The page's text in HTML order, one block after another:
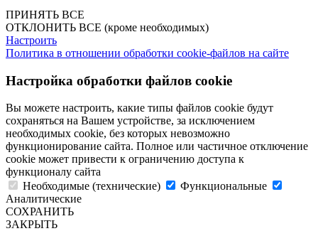
ПРИНЯТЬ ВСЕ
ОТКЛОНИТЬ ВСЕ (кроме необходимых)
Настроить
Политика в отношении обработки cookie-файлов на сайте
Настройка обработки файлов cookie
Вы можете настроить, какие типы файлов cookie будут
сохраняться на Вашем устройстве, за исключением
необходимых cookie, без которых невозможно
функционирование сайта. Полное или частичное отключение
cookie может привести к ограничению доступа к
функционалу сайта
Необходимые (технические)
Функциональные
Аналитические
СОХРАНИТЬ
ЗАКРЫТЬ